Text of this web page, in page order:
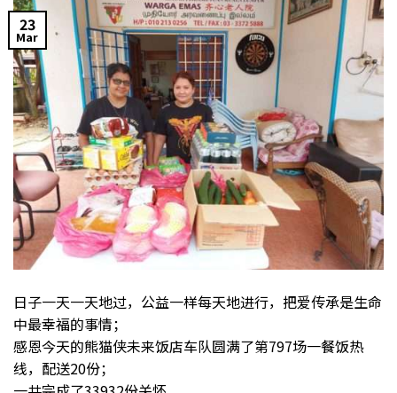
23
Mar
日子一天一天地过，公益一样每天地进行，把爱传承是生命
中最幸福的事情；
感恩今天的熊猫侠未来饭店车队圆满了第797场一餐饭热
线，配送20份；